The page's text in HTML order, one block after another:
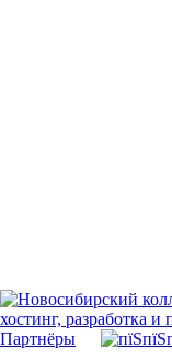
хостинг, разработка
Партнёры